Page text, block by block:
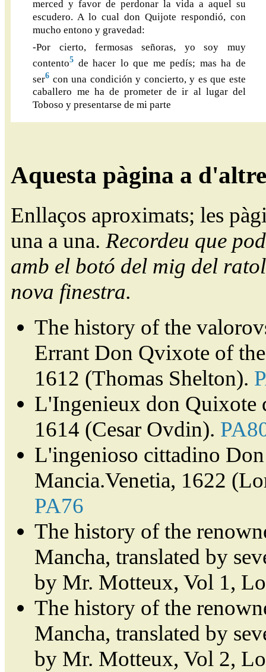
merced y favor de perdonar la vida a aquel su
escudero. A lo cual don Quijote respondió, con
mucho entono y gravedad:
-Por cierto, fermosas señoras, yo soy muy
contento5 de hacer lo que me pedís; mas ha de
ser6 con una condición y concierto, y es que este
caballero me ha de prometer de ir al lugar del
Toboso y presentarse de mi parte
Aquesta pàgina a
Enllaços aproximats; les
una a una. Recordeu que
amb el botó del mig del
nova finestra.
The history of the
Errant Don Qvixote of
1612 (Thomas Shelton).
L'Ingenieux don Quixote
1614 (Cesar Ovdin).
L'ingenioso cittadino
Mancia.Venetia, 1622
PA76
The history of the
Mancha, translated by
by Mr. Motteux, Vol 1,
The history of the
Mancha, translated by
by Mr. Motteux, Vol 2,